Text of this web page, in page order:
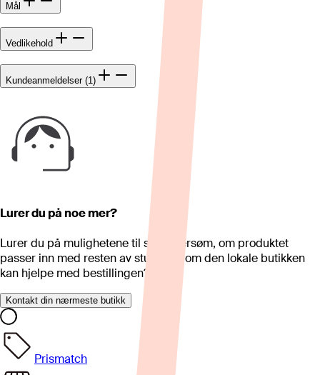
Mål
Vedlikehold
Kundeanmeldelser (1)
Lurer du på noe mer?
Lurer du på mulighetene til skreddersøm, om produktet
passer inn med resten av stua eller om den lokale butikken
kan hjelpe med bestillingen?
Kontakt din nærmeste butikk
Prismatch